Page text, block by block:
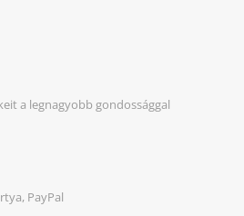
a legnagyobb gondossággal
PayPal